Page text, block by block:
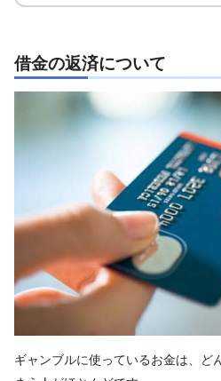
借金の返済について
ギャンブルに使っているお金は、ど